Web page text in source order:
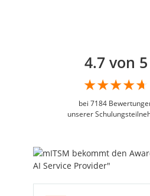
4.7 von 5
bei 7184
unserer